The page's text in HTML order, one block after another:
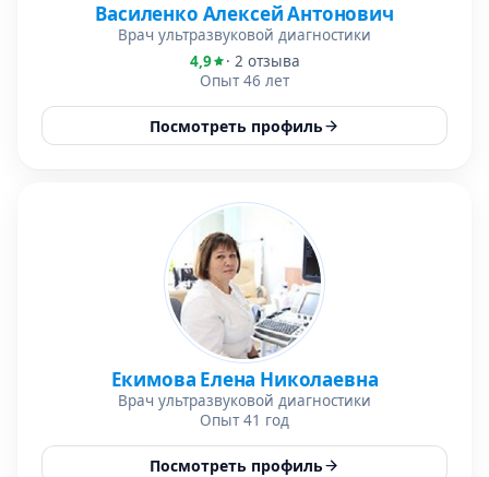
Василенко Алексей Антонович
Врач ультразвуковой диагностики
4,9
· 2 отзыва
Опыт 46 лет
Посмотреть профиль
Екимова Елена Николаевна
Врач ультразвуковой диагностики
Опыт 41 год
Посмотреть профиль